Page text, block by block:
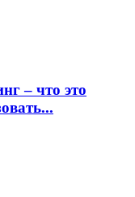
– что это